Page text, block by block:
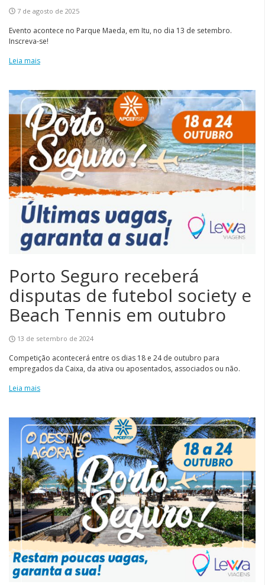
7 de agosto de 2025
Evento acontece no Parque Maeda, em Itu, no dia 13 de setembro.
Inscreva-se!
Leia mais
Porto Seguro receberá
disputas de futebol society e
Beach Tennis em outubro
13 de setembro de 2024
Competição acontecerá entre os dias 18 e 24 de outubro para
empregados da Caixa, da ativa ou aposentados, associados ou não.
Leia mais